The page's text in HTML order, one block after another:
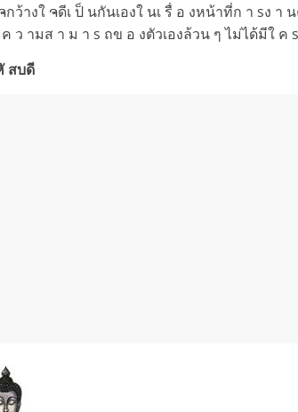
ว้างใ ຈดีเ ป็ นกันเองใ นเ รื่ อ งหน้าที่ก า sง
ว ามส า ม า s ถข อ งตัวเองล้วน ๆ ไม่ได้มีใ
สบดี